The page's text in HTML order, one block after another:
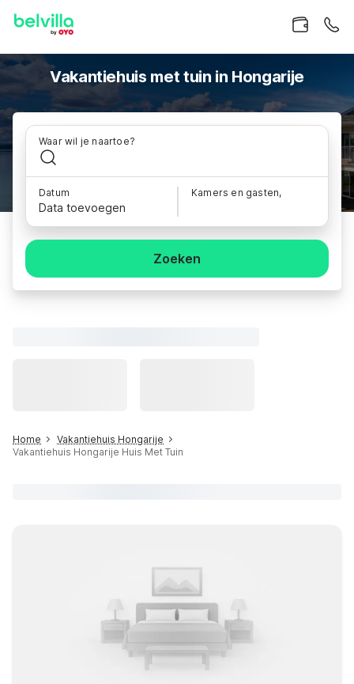
Vakantiehuis met tuin in Hongarije
Waar wil je naartoe?
Datum
Data toevoegen
Kamers en gasten,
Zoeken
Home
Vakantiehuis Hongarije
Vakantiehuis Hongarije Huis Met Tuin